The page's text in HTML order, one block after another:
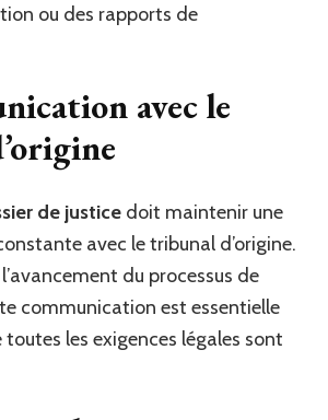
ou des rapports de
avec le
de justice doit maintenir une
avec le tribunal d’origine.
du processus de
communication est essentielle
les exigences légales sont